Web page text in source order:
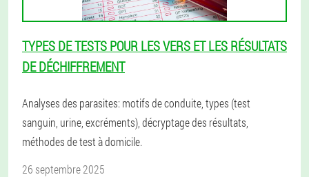
TYPES DE TESTS POUR LES VERS ET LES RÉSULTATS
DE DÉCHIFFREMENT
Analyses des parasites: motifs de conduite, types (test
sanguin, urine, excréments), décryptage des résultats,
méthodes de test à domicile.
26 septembre 2025